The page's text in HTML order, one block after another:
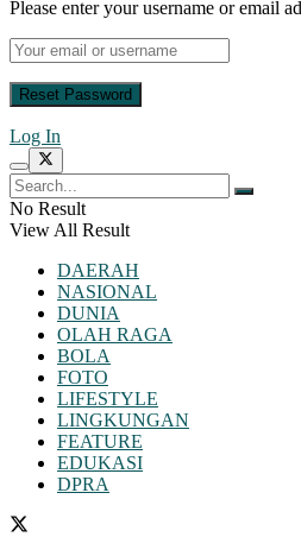
Please enter your username or email
Log In
No Result
View All Result
DAERAH
NASIONAL
DUNIA
OLAH RAGA
BOLA
FOTO
LIFESTYLE
LINGKUNGAN
FEATURE
EDUKASI
DPRA